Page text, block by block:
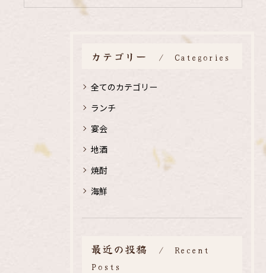
カテゴリー Categories
全てのカテゴリー
ランチ
宴会
地酒
焼酎
海鮮
最近の投稿
Recent
Posts